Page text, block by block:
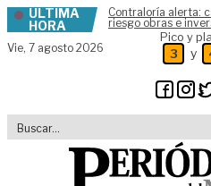
Skip to content
ÚLTIMA
HORA
Contraloría alerta:
riesgo obras e
Vie, 7 agosto 2026
Pico y
3 y